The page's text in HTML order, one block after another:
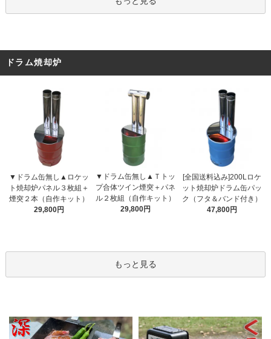
ドラム焼却炉
▼ドラム缶無し▲ロケッ
ト焼却炉パネル３枚組＋
煙突２本（自作キット）
29,800円
▼ドラム缶無し▲Ｔトッ
プ合体ツイン煙突＋パネ
ル２枚組（自作キット）
29,800円
[全国送料込み]200Lロケ
ット焼却炉ドラム缶パッ
ク（フタ＆バンド付き）
47,800円
もっと見る